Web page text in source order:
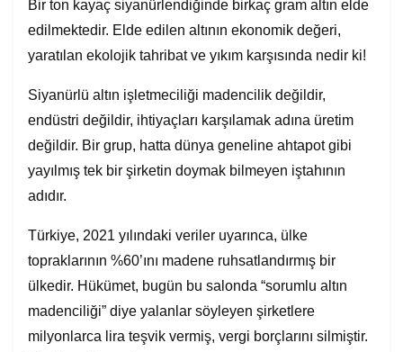
Bir ton kayaç siyanürlendiğinde birkaç gram altın elde
edilmektedir. Elde edilen altının ekonomik değeri,
yaratılan ekolojik tahribat ve yıkım karşısında nedir ki!
Siyanürlü altın işletmeciliği madencilik değildir,
endüstri değildir, ihtiyaçları karşılamak adına üretim
değildir. Bir grup, hatta dünya geneline ahtapot gibi
yayılmış tek bir şirketin doymak bilmeyen iştahının
adıdır.
Türkiye, 2021 yılındaki veriler uyarınca, ülke
topraklarının %60’ını madene ruhsatlandırmış bir
ülkedir. Hükümet, bugün bu salonda “sorumlu altın
madenciliği” diye yalanlar söyleyen şirketlere
milyonlarca lira teşvik vermiş, vergi borçlarını silmiştir.